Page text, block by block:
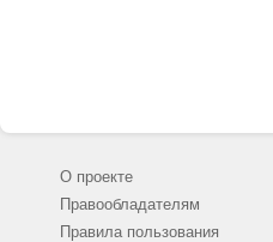
О проекте
Правообладателям
Правила пользования